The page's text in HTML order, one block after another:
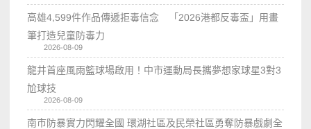
高雄4,599件作品傳遞拒毒信念 「2026港都反毒盃」用畫
筆打造兒童防毒力
2026-08-09
龍井首座風雨籃球場啟用！中市運動局長攜夢想家球星3對3
尬球技
2026-08-09
南市防暴實力閃耀全國 環湖社區及民榮社區勇奪防暴戲劇全